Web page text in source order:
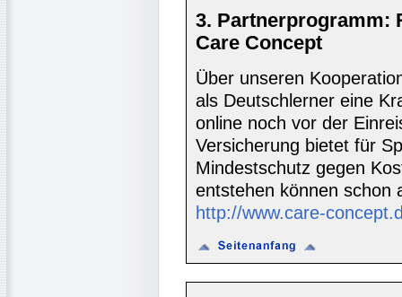
3. Partnerprogramm:
Care Concept
Über unseren
als Deutschlerner eine
online noch vor der
Versicherung bietet für
Mindestschutz gegen
entstehen können schon
http://www.care-